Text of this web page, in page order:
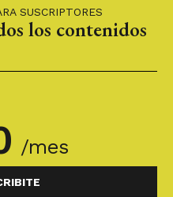
SUSCRIPTORES
los contenidos
/mes